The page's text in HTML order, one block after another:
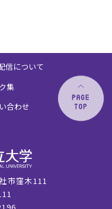
信について
集
合わせ
市窪木111